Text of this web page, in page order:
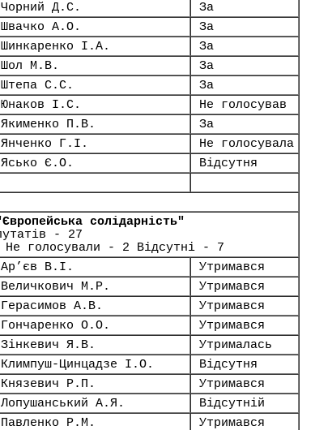
Чорний Д.С.
За
Швачко А.О.
За
Шинкаренко І.А.
За
Шол М.В.
За
Штепа С.С.
За
Юнаков І.С.
Не голосував
Якименко П.В.
За
Янченко Г.І.
Не голосувала
Ясько Є.О.
Відсутня
солідарність"
- 27
голосували - 2 Відсутні - 7
Ар’єв В.І.
Утримався
Величкович М.Р.
Утримався
Герасимов А.В.
Утримався
Гончаренко О.О.
Утримався
Зінкевич Я.В.
Утрималась
Климпуш-Цинцадзе І.О.
Відсутня
Князевич Р.П.
Утримався
Лопушанський А.Я.
Відсутній
Павленко Р.М.
Утримався